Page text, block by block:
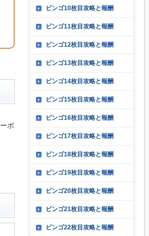
ボ
ビンゴ10枚目攻略と報酬
ビンゴ11枚目攻略と報酬
ビンゴ12枚目攻略と報酬
ビンゴ13枚目攻略と報酬
ビンゴ14枚目攻略と報酬
ビンゴ15枚目攻略と報酬
ビンゴ16枚目攻略と報酬
ビンゴ17枚目攻略と報酬
ビンゴ18枚目攻略と報酬
ビンゴ19枚目攻略と報酬
ビンゴ20枚目攻略と報酬
ビンゴ21枚目攻略と報酬
ビンゴ22枚目攻略と報酬